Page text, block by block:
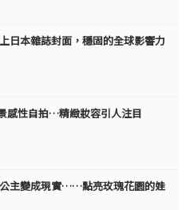
日本雜誌封面，穩固的全球影響力
感性自拍…精緻妝容引人注目
主變成現實……點亮玫瑰花園的娃